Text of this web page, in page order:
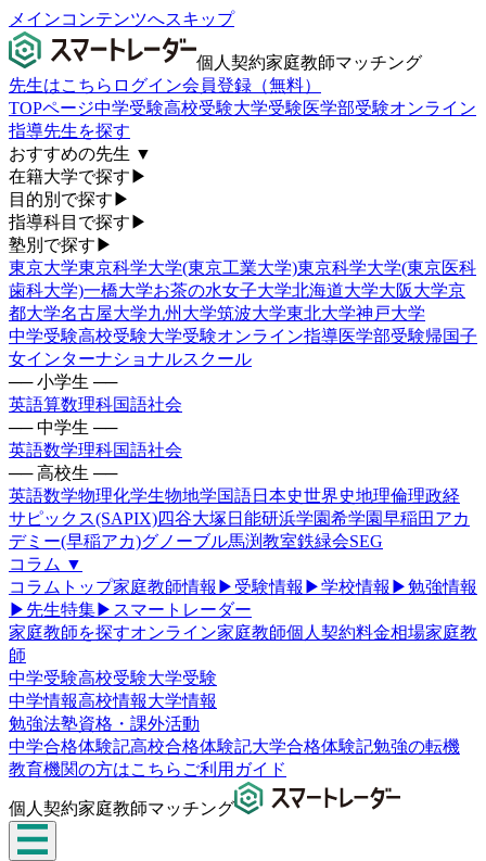
メインコンテンツへスキップ
個人契約家庭教師マッチング
先生はこちら ログイン会員登録（無料）
TOPページ中学受験高校受験大学受験医学部受験オンライン
指導先生を探す
おすすめの先生 ▼
在籍大学で探す ▶
目的別で探す ▶
指導科目で探す ▶
塾別で探す ▶
東京大学東京科学大学(東京工業大学)東京科学大学(東京医科
歯科大学)一橋大学お茶の水女子大学北海道大学大阪大学京
都大学名古屋大学九州大学筑波大学東北大学神戸大学
中学受験高校受験大学受験オンライン指導医学部受験帰国子
女インターナショナルスクール
── 小学生 ──
英語算数理科国語社会
── 中学生 ──
英語数学理科国語社会
── 高校生 ──
英語数学物理化学生物地学国語日本史世界史地理倫理政経
サピックス(SAPIX)四谷大塚 日能研浜学園希学園早稲田アカ
デミー(早稲アカ)グノーブル馬渕教室鉄緑会SEG
コラム ▼
コラムトップ家庭教師情報 ▶ 受験情報 ▶学校情報 ▶勉強情報
▶ 先生特集▶ スマートレーダー
家庭教師を探すオンライン家庭教師個人契約料金相場家庭教
師
中学受験高校受験大学受験
中学情報高校情報大学情報
勉強法塾資格・課外活動
中学合格体験記高校合格体験記大学合格体験記勉強の転機
教育機関の方はこちら ご利用ガイド
個人契約家庭教師マッチング